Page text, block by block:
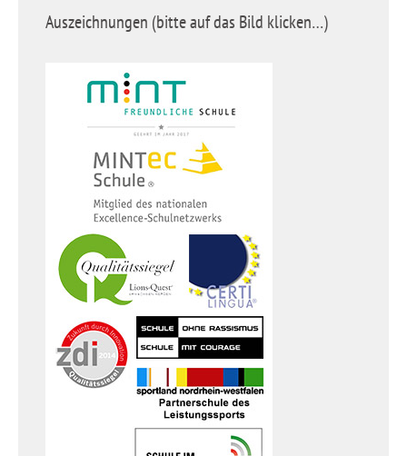
Auszeichnungen (bitte auf das Bild klicken…)